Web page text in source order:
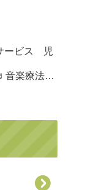
楽療法♬
ービス 児
楽療法♬
里町 山武